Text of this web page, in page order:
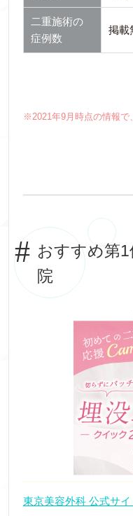
二重施術の
症例数
掲載
※2021年9月時点の情報で
おすすめ第
院
東京美容外科 公式サイ